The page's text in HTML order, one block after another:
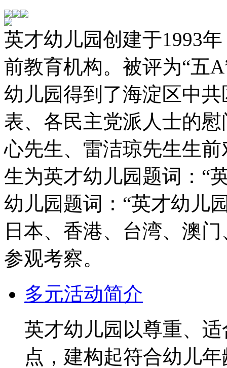
英才幼儿园创建于1993
前教育机构。被评为“五
幼儿园得到了海淀区中
表、各民主党派人士的
心先生、雷洁琼先生生
生为英才幼儿园题词：“
幼儿园题词：“英才幼儿
日本、香港、台湾、澳
参观考察。
多元活动简介
英才幼儿园以尊重、
点，建构起符合幼儿